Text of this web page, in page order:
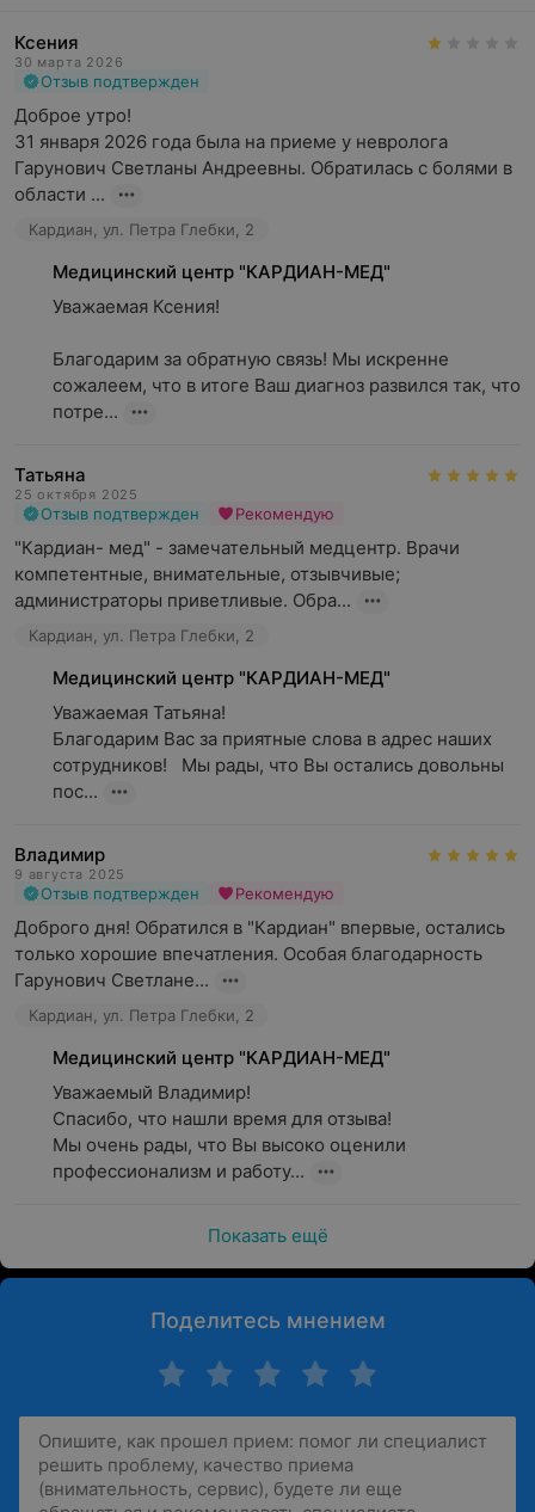
Ксения
30 марта 2026
Отзыв подтвержден
Доброе утро!
31 января 2026 года была на приеме у невролога
Гарунович Светланы Андреевны. Обратилась с болями в
области ...
Кардиан, ул. Петра Глебки, 2
Медицинский центр "КАРДИАН-МЕД"
Уважаемая Ксения!
Благодарим за обратную связь! Мы искренне
сожалеем, что в итоге Ваш диагноз развился так, что
потре...
Татьяна
25 октября 2025
Отзыв подтвержден Рекомендую
"Кардиан- мед" - замечательный медцентр. Врачи
компетентные, внимательные, отзывчивые;
администраторы приветливые. Обра...
Кардиан, ул. Петра Глебки, 2
Медицинский центр "КАРДИАН-МЕД"
Уважаемая Татьяна!
Благодарим Вас за приятные слова в адрес наших
сотрудников!   Мы рады, что Вы остались довольны
пос...
Владимир
9 августа 2025
Отзыв подтвержден Рекомендую
Доброго дня! Обратился в "Кардиан" впервые, остались
только хорошие впечатления. Особая благодарность
Гарунович Светлане...
Кардиан, ул. Петра Глебки, 2
Медицинский центр "КАРДИАН-МЕД"
Уважаемый Владимир!
Спасибо, что нашли время для отзыва!
Мы очень рады, что Вы высоко оценили
профессионализм и работу...
Показать ещё
Поделитесь мнением